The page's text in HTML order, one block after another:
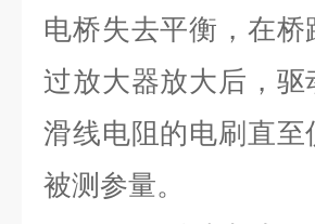
电桥失去平衡，在
过放大器放大后，
滑线电阻的电刷直
被测参量。